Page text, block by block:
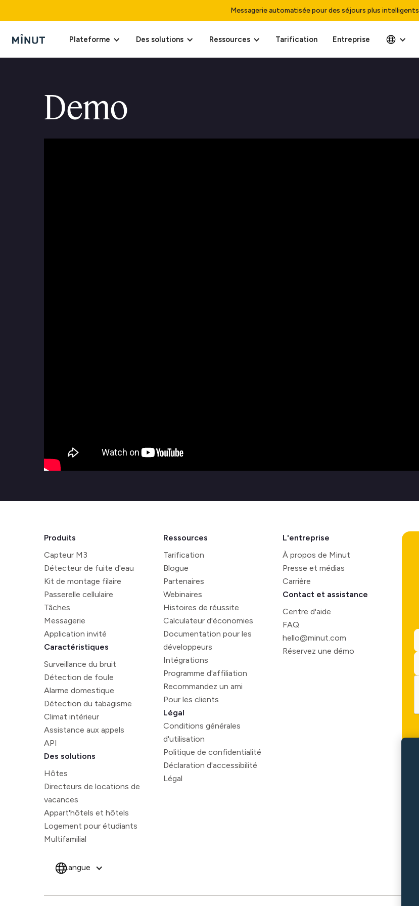
Messagerie automatisée pour des séjours plus intelligents
Plateforme Des solutions Ressources Tarification Entreprise
Demo
Produits
Capteur M3
Détecteur de fuite d'eau
Kit de montage filaire
Passerelle cellulaire
Tâches
Messagerie
Application invité
Caractéristiques
Surveillance du bruit
Détection de foule
Alarme domestique
Détection du tabagisme
Climat intérieur
Assistance aux appels
API
Des solutions
Hôtes
Directeurs de locations de
vacances
Appart'hôtels et hôtels
Logement pour étudiants
Multifamilial
Ressources
Tarification
Blogue
Partenaires
Webinaires
Histoires de réussite
Calculateur d'économies
Documentation pour les
développeurs
Intégrations
Programme d'affiliation
Recommandez un ami
Pour les clients
Légal
Conditions générales
d'utilisation
Politique de confidentialité
Déclaration d'accessibilité
Légal
L'entreprise
À propos de Minut
Presse et médias
Carrière
Contact et assistance
Centre d'aide
FAQ
hello@minut.com
Réservez une démo
Langue